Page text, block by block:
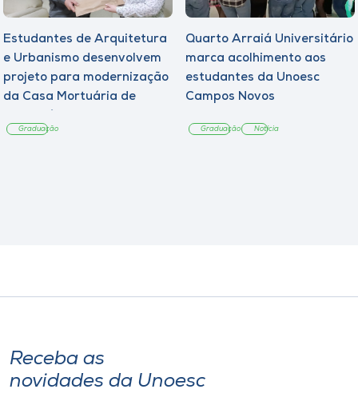
Estudantes de Arquitetura
e Urbanismo desenvolvem
projeto para modernização
da Casa Mortuária de
Graduação
Quarto Arraiá Universitário
marca acolhimento aos
estudantes da Unoesc
Campos Novos
Graduação Notícia
Receba as
novidades da Unoesc